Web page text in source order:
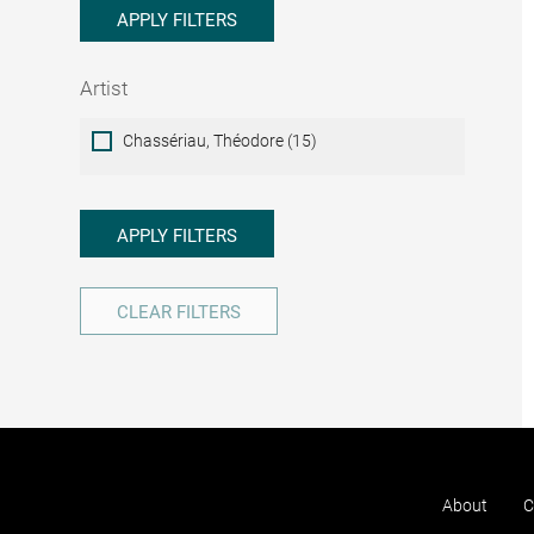
APPLY FILTERS
Artist
ArtistChassériau, Théodore (15)
APPLY FILTERS
CLEAR FILTERS
About